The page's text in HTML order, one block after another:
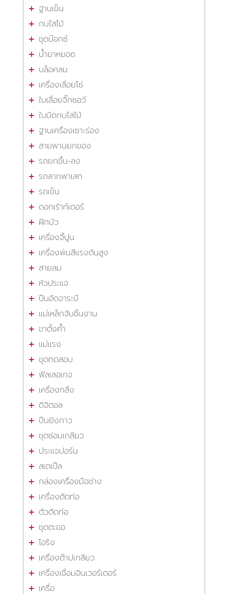
ฐานเข็น
กบไสไม้
ชุดบ๊อกซ์
น้ำยาหยอด
บล็อคลม
เครื่องเลื่อยโซ่
ใบเลื่อยจิ๊กซอว์
ใบมีดกบไสไม้
ฐานเครื่องเซาะร่อง
สายพานยกของ
รถยกขึ้น-ลง
รถลากพาเลท
รถเข็น
ดอกเร้าท์เตอร์
ฝักบัว
เครื่องจี้ปูน
เครื่องพ่นสีแรงดันสูง
สายลม
หัวประแจ
ปืนอัดจาระบี
แม่เหล็กจับชิ้นงาน
ขาตั้งค้ำ
แม่แรง
ชุดทดสอบ
ฟิลเลอเกจ
เครื่องกลึง
ดิจิตอล
ปืนยิงกาว
ชุดซ่อมเกลียว
ประแจปอร์น
สเตเปิ้ล
กล่องเครื่องมือช่าง
เครื่องตัดท่อ
ตัวตัดท่อ
ชุดตะขอ
โอริง
เครื่องต๊าปเกลียว
เครื่องเชื่อมอินเวอร์เตอร์
เครื่อ